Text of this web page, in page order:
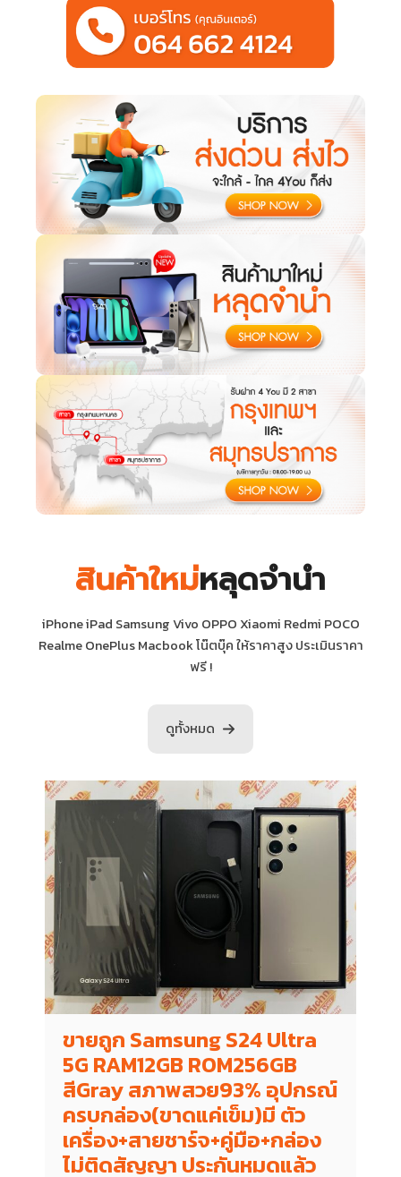
สินค้าใหม่หลุดจำนำ
iPhone iPad Samsung Vivo OPPO Xiaomi Redmi POCO
Realme OnePlus Macbook โน๊ตบุ๊ค ให้ราคาสูง ประเมินราคา
ฟรี !
ดูทั้งหมด
ขายถูก Samsung S24 Ultra
5G RAM12GB ROM256GB
สีGray สภาพสวย93% อุปกรณ์
ครบกล่อง(ขาดแค่เข็ม)มี ตัว
เครื่อง+สายชาร์จ+คู่มือ+กล่อง
ไม่ติดสัญญา ประกันหมดแล้ว